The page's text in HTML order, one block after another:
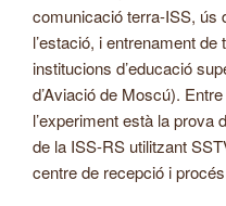
comunicació terra-ISS, ús
l’estació, i entrenament
institucions d’educació
d’Aviació de Moscú).
l’experiment està la prova
de la ISS-RS utilitzant
centre de recepció i